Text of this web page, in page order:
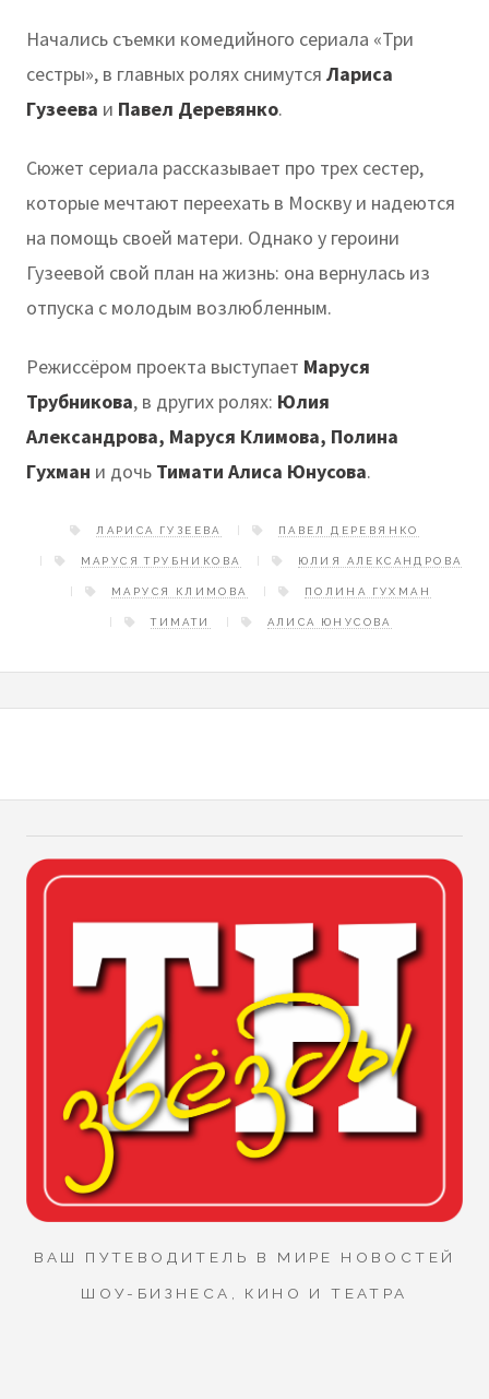
Начались съемки комедийного сериала «Три
сестры», в главных ролях снимутся Лариса
Гузеева и Павел Деревянко.
Сюжет сериала рассказывает про трех сестер,
которые мечтают переехать в Москву и надеются
на помощь своей матери. Однако у героини
Гузеевой свой план на жизнь: она вернулась из
отпуска с молодым возлюбленным.
Режиссёром проекта выступает Маруся
Трубникова, в других ролях: Юлия
Александрова, Маруся Климова, Полина
Гухман и дочь Тимати Алиса Юнусова.
ЛАРИСА ГУЗЕЕВА ПАВЕЛ ДЕРЕВЯНКО
МАРУСЯ ТРУБНИКОВА ЮЛИЯ АЛЕКСАНДРОВА
МАРУСЯ КЛИМОВА ПОЛИНА ГУХМАН
ТИМАТИ АЛИСА ЮНУСОВА
ВАШ ПУТЕВОДИТЕЛЬ В МИРЕ НОВОСТЕЙ
ШОУ-БИЗНЕСА, КИНО И ТЕАТРА